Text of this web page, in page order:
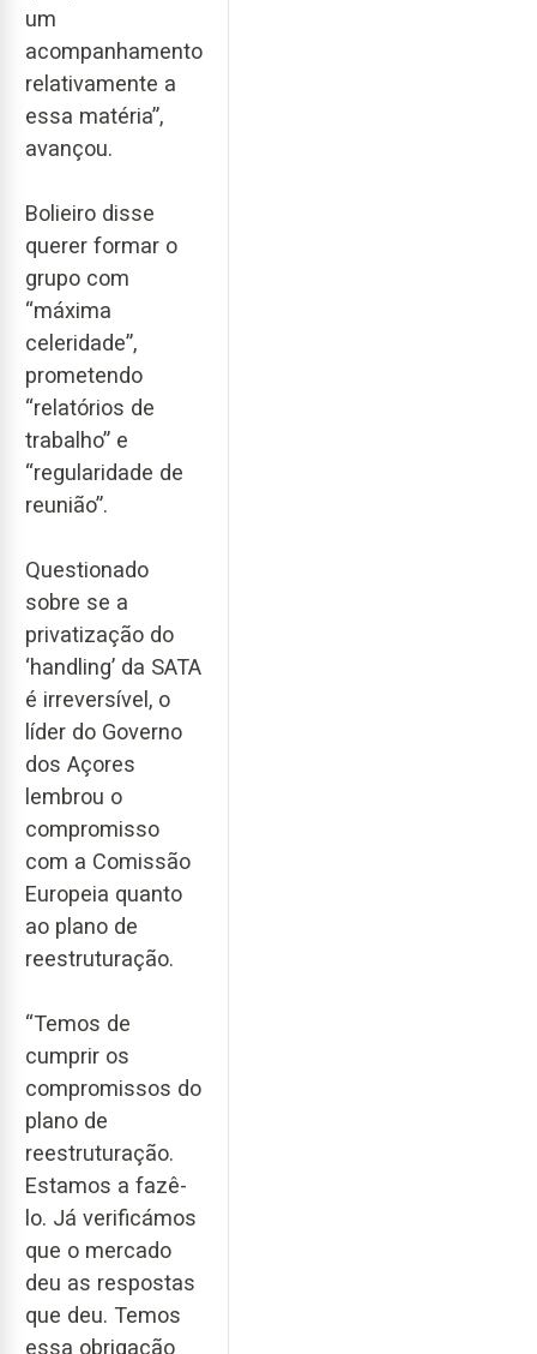
um
acompanhamento
relativamente a
essa matéria”,
avançou.
Bolieiro disse
querer formar o
grupo com
“máxima
celeridade”,
prometendo
“relatórios de
trabalho” e
“regularidade de
reunião”.
Questionado
sobre se a
privatização do
‘handling’ da SATA
é irreversível, o
líder do Governo
dos Açores
lembrou o
compromisso
com a Comissão
Europeia quanto
ao plano de
reestruturação.
“Temos de
cumprir os
compromissos do
plano de
reestruturação.
Estamos a fazê-
lo. Já verificámos
que o mercado
deu as respostas
que deu. Temos
essa obrigação